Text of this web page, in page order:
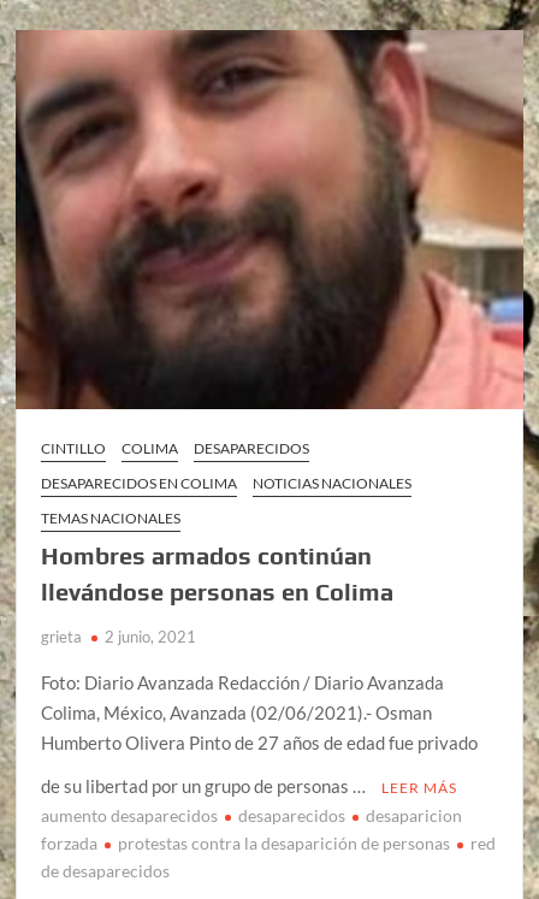
CINTILLO COLIMA
DESAPARECIDOS
DESAPARECIDOS EN COLIMA
NOTICIAS NACIONALES
TEMAS NACIONALES
Hombres armados continúan
llevándose personas en Colima
grieta 2 junio, 2021
Foto: Diario Avanzada Redacción / Diario Avanzada
Colima, México, Avanzada (02/06/2021).- Osman
Humberto Olivera Pinto de 27 años de edad fue privado
de su libertad por un grupo de personas …
LEER MÁS
aumento desaparecidos desaparecidos
desaparicion
forzada
protestas contra la desaparición de personas
red
de desaparecidos